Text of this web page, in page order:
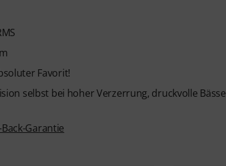
Favorit!
selbst bei hoher Verzerrung, druckvolle
Garantie